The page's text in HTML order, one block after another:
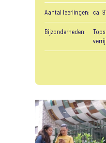
Aantal leerlingen: ca.
Bijzonderheden: